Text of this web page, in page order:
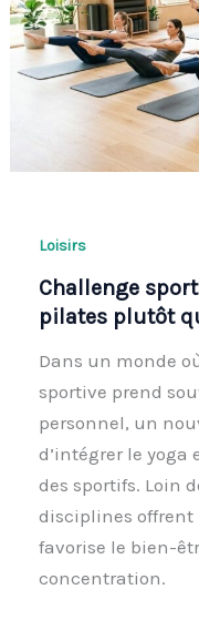
Loisirs
Challenge
pilates plutôt
Dans un monde
sportive prend
personnel, un
d’intégrer le
des sportifs. Loin
disciplines
favorise le bien-
concentration.